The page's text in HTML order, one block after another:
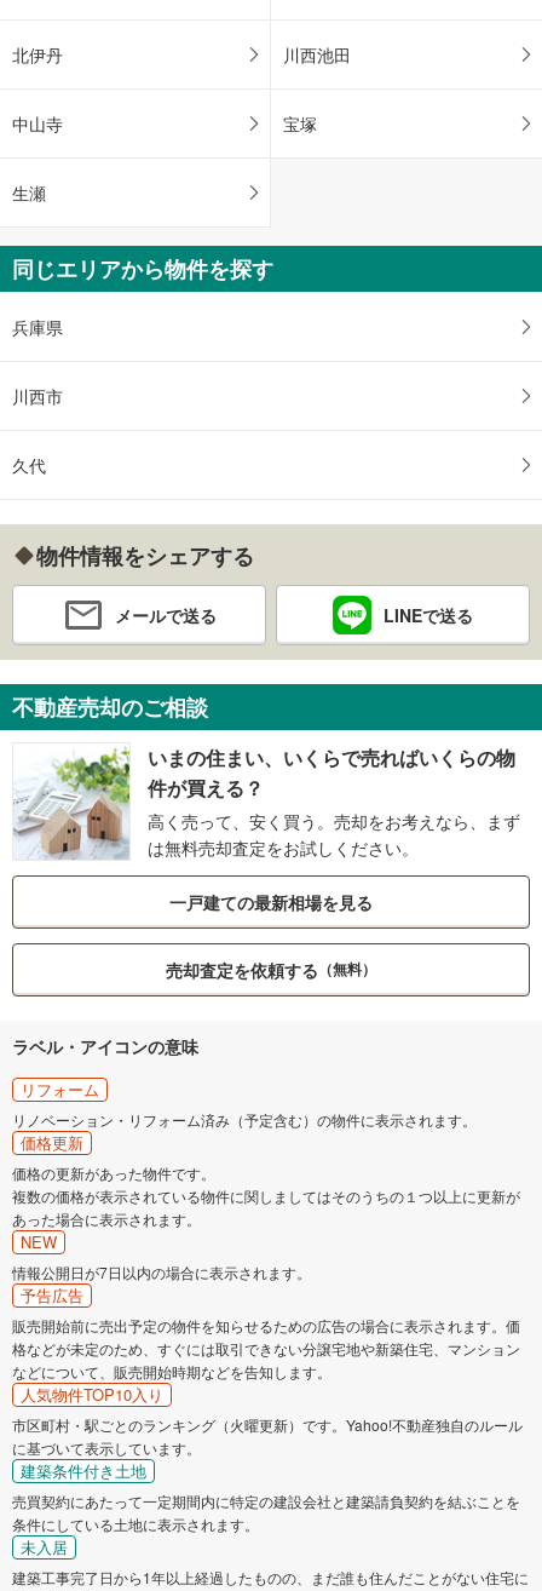
北伊丹 川西池田
中山寺 宝塚
生瀬
同じエリアから物件を探す
兵庫県
川西市
久代
物件情報をシェアする
メールで送る LINEで送る
不動産売却のご相談
いまの住まい、いくらで売ればいくらの物
件が買える？
高く売って、安く買う。売却をお考えなら、まず
は無料売却査定をお試しください。
一戸建ての最新相場を見る
売却査定を依頼する （無料）
ラベル・アイコンの意味
リフォーム
リノベーション・リフォーム済み（予定含む）の物件に表示されます。
価格更新
価格の更新があった物件です。
複数の価格が表示されている物件に関しましてはそのうちの１つ以上に更新が
あった場合に表示されます。
NEW
情報公開日が7日以内の場合に表示されます。
予告広告
販売開始前に売出予定の物件を知らせるための広告の場合に表示されます。価
格などが未定のため、すぐには取引できない分譲宅地や新築住宅、マンション
などについて、販売開始時期などを告知します。
人気物件TOP10入り
市区町村・駅ごとのランキング（火曜更新）です。Yahoo!不動産独自のルール
に基づいて表示しています。
建築条件付き土地
売買契約にあたって一定期間内に特定の建設会社と建築請負契約を結ぶことを
条件にしている土地に表示されます。
未入居
建築工事完了日から1年以上経過したものの、まだ誰も住んだことがない住宅に